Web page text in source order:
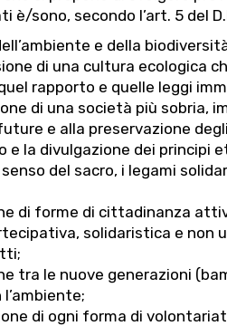
è/sono, secondo l’art. 5 del
e della
di una cultura ecologica
rapporto e quelle leggi
di una società più sobria,
e alla preservazione
e la divulgazione dei principi
del sacro, i legami
di forme di cittadinanza
solidaristica e
tra le nuove generazioni
di ogni forma di